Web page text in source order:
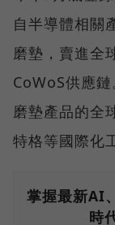
自半導體相關
磨墊，賣進全
CoWoS供應
磨墊產品的全
特格等國際化
掌握最新AI
時